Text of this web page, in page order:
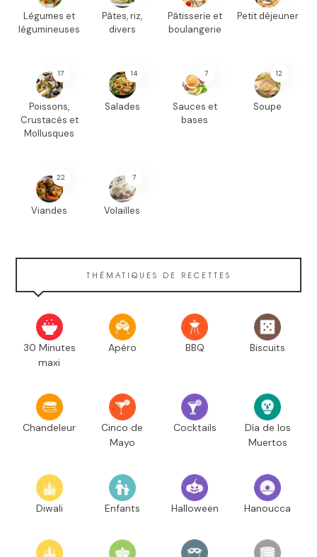
Légumes et
légumineuses
Pâtes, riz,
divers
Pâtisserie et
boulangerie
Petit déjeuner
17
Poissons,
Crustacés et
Mollusques
14
Salades
7
Sauces et
bases
12
Soupe
22
Viandes
7
Volailles
THÉMATIQUES DE RECETTES
30 Minutes
maxi
Apéro BBQ Biscuits
Chandeleur
Cinco de
Mayo
Cocktails
Día de los
Muertos
Diwali Enfants Halloween Hanoucca